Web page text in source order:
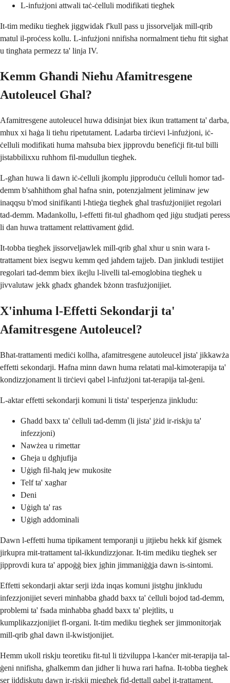
L-infużjoni attwali taċ-ċelluli modifikati tiegħek
It-tim mediku tiegħek jiggwidak f'kull pass u jissorveljak mill-qrib
matul il-proċess kollu. L-infużjoni nnifisha normalment tieħu ftit sigħat
u tingħata permezz ta' linja IV.
Kemm Għandi Nieħu Afamitresgene
Autoleucel Għal?
Afamitresgene autoleucel huwa ddisinjat biex ikun trattament ta' darba,
mhux xi ħaġa li tieħu ripetutament. Ladarba tirċievi l-infużjoni, iċ-
ċelluli modifikati huma maħsuba biex jipprovdu benefiċji fit-tul billi
jistabbilixxu ruħhom fil-mudullun tiegħek.
L-għan huwa li dawn iċ-ċelluli jkomplu jipproduċu ċelluli ħomor tad-
demm b'saħħithom għal ħafna snin, potenzjalment jeliminaw jew
inaqqsu b'mod sinifikanti l-ħtieġa tiegħek għal trasfużjonijiet regolari
tad-demm. Madankollu, l-effetti fit-tul għadhom qed jiġu studjati peress
li dan huwa trattament relattivament ġdid.
It-tobba tiegħek jissorveljawlek mill-qrib għal xhur u snin wara t-
trattament biex isegwu kemm qed jaħdem tajjeb. Dan jinkludi testijiet
regolari tad-demm biex ikejlu l-livelli tal-emoglobina tiegħek u
jivvalutaw jekk għadx għandek bżonn trasfużjonijiet.
X'inhuma l-Effetti Sekondarji ta'
Afamitresgene Autoleucel?
Bħat-trattamenti mediċi kollha, afamitresgene autoleucel jista' jikkawża
effetti sekondarji. Ħafna minn dawn huma relatati mal-kimoterapija ta'
kondizzjonament li tirċievi qabel l-infużjoni tat-terapija tal-ġeni.
L-aktar effetti sekondarji komuni li tista' tesperjenza jinkludu:
Għadd baxx ta' ċelluli tad-demm (li jista' jżid ir-riskju ta'
infezzjoni)
Nawżea u rimettar
Għeja u dgħjufija
Uġigħ fil-ħalq jew mukosite
Telf ta' xagħar
Deni
Uġigħ ta' ras
Uġigħ addominali
Dawn l-effetti huma tipikament temporanji u jitjiebu hekk kif ġismek
jirkupra mit-trattament tal-ikkundizzjonar. It-tim mediku tiegħek ser
jipprovdi kura ta' appoġġ biex jgħin jimmaniġġja dawn is-sintomi.
Effetti sekondarji aktar serji iżda inqas komuni jistgħu jinkludu
infezzjonijiet severi minħabba għadd baxx ta' ċelluli bojod tad-demm,
problemi ta' fsada minħabba għadd baxx ta' plejtlits, u
kumplikazzjonijiet fl-organi. It-tim mediku tiegħek ser jimmonitorjak
mill-qrib għal dawn il-kwistjonijiet.
Hemm ukoll riskju teoretiku fit-tul li tiżviluppa l-kanċer mit-terapija tal-
ġeni nnifisha, għalkemm dan jidher li huwa rari ħafna. It-tobba tiegħek
ser jiddiskutu dawn ir-riskji miegħek fid-dettall qabel it-trattament.